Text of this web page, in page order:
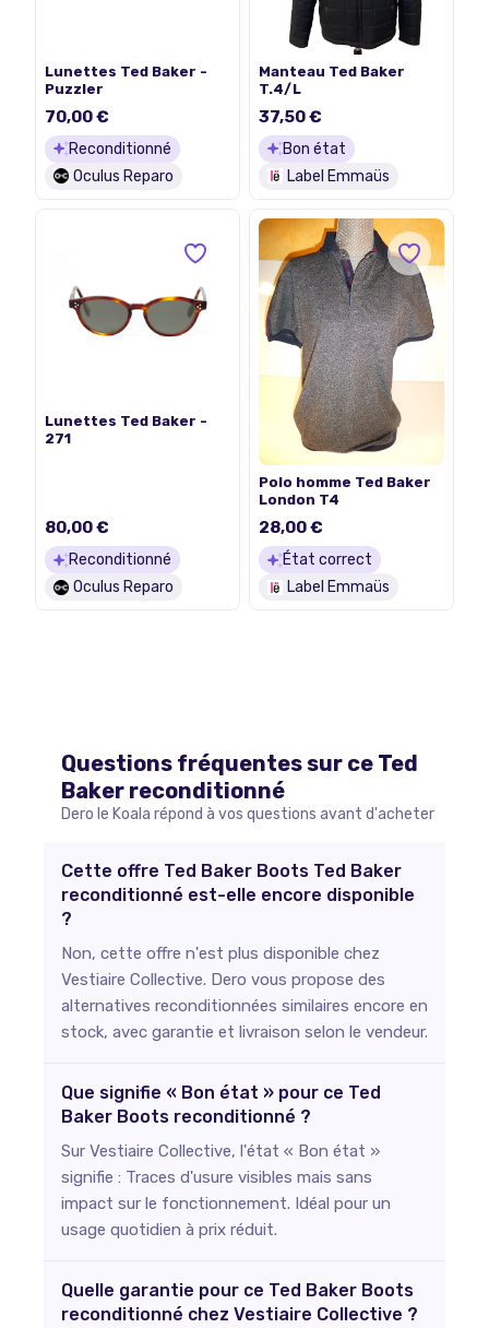
Lunettes Ted Baker -
Puzzler
70,00 €
Reconditionné
Oculus Reparo
Manteau Ted Baker
T.4/L
37,50 €
Bon état
Label Emmaüs
Lunettes Ted Baker -
271
80,00 €
Reconditionné
Oculus Reparo
Polo homme Ted Baker
London T4
28,00 €
État correct
Label Emmaüs
Questions fréquentes sur ce Ted
Baker reconditionné
Dero le Koala répond à vos questions avant d'acheter
Cette offre Ted Baker Boots Ted Baker
reconditionné est-elle encore disponible
?
Non, cette offre n'est plus disponible chez
Vestiaire Collective. Dero vous propose des
alternatives reconditionnées similaires encore en
stock, avec garantie et livraison selon le vendeur.
Que signifie « Bon état » pour ce Ted
Baker Boots reconditionné ?
Sur Vestiaire Collective, l'état « Bon état »
signifie : Traces d'usure visibles mais sans
impact sur le fonctionnement. Idéal pour un
usage quotidien à prix réduit.
Quelle garantie pour ce Ted Baker Boots
reconditionné chez Vestiaire Collective ?